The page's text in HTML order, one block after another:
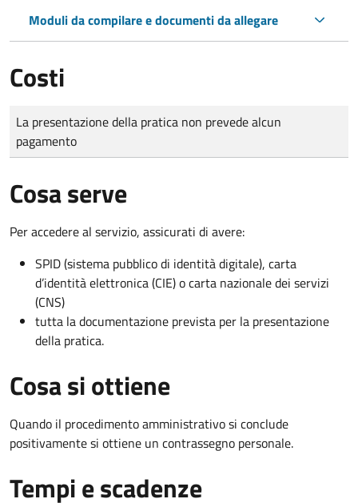
Moduli da compilare e documenti da allegare
Costi
Tipo di pagamento
Importo
La presentazione della pratica non prevede alcun
pagamento
Cosa serve
Per accedere al servizio, assicurati di avere:
SPID (sistema pubblico di identità digitale), carta
d’identità elettronica (CIE) o carta nazionale dei servizi
(CNS)
tutta la documentazione prevista per la presentazione
della pratica.
Cosa si ottiene
Quando il procedimento amministrativo si conclude
positivamente si ottiene un contrassegno personale.
Tempi e scadenze